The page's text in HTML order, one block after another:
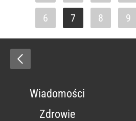
6 7 8 9
Wiadomości
Zdrowie